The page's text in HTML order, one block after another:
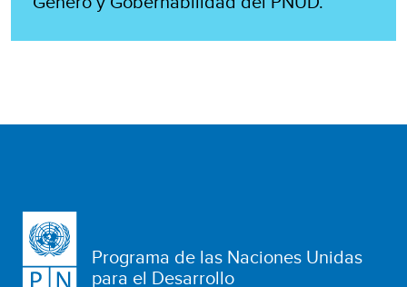
Programa de las Naciones Unidas
para el Desarrollo